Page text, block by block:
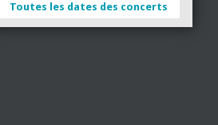
Toutes les dates des concerts